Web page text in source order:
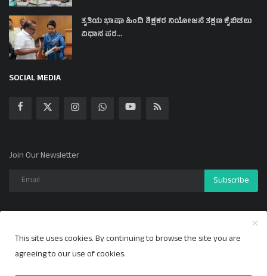
ತೃತಿಯ ಭಾಷಾ ಹಿಂದಿ ಶಿಕ್ಷಕರ ನಿಯೋಜನೆ ತಕ್ಷಣ ಕೈಬಿಡಲು
ವಿಧಾನ ಪರ...
SOCIAL MEDIA
Join Our Newsletter
Subscribe
Copyright 2024 ಕಲ್ಯಾಣ ಕಹಳೆ - All Rights Reserved.
This site uses cookies. By continuing to browse the site you are
agreeing to our use of cookies.